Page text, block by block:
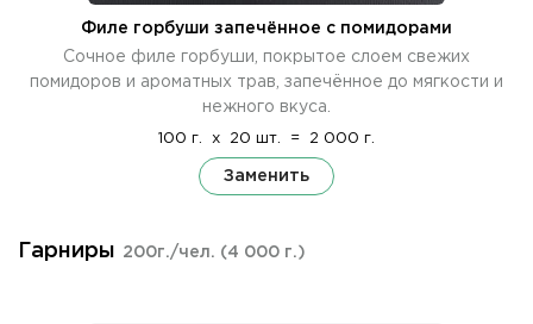
Филе горбуши запечённое с помидорами
Сочное филе горбуши, покрытое слоем свежих
помидоров и ароматных трав, запечённое до мягкости и
нежного вкуса.
100 г. x 20 шт. = 2 000 г.
Заменить
Гарниры 200г./чел. (4 000 г.)